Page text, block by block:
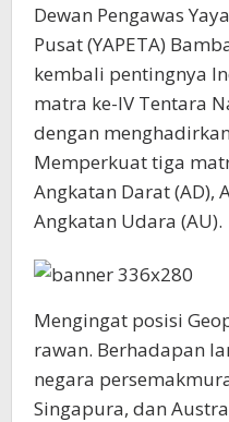
Dewan Pengawas
Pusat (YAPETA)
kembali pentingnya
matra ke-IV Tentara
dengan
Memperkuat tiga
Angkatan Darat (AD),
Angkatan Udara (AU).
Mengingat posisi
rawan. Berhadapan
negara
Singapura, dan